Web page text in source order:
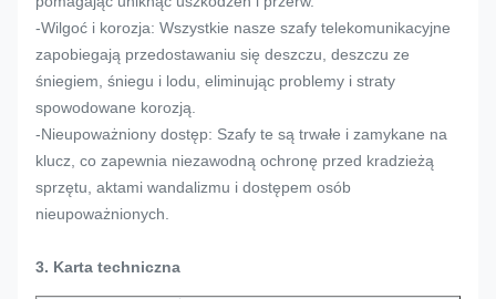
-Wilgoć i korozja: Wszystkie nasze szafy telekomunikacyjne
zapobiegają przedostawaniu się deszczu, deszczu ze
śniegiem, śniegu i lodu, eliminując problemy i straty
spowodowane korozją.
-Nieupoważniony dostęp: Szafy te są trwałe i zamykane na
klucz, co zapewnia niezawodną ochronę przed kradzieżą
sprzętu, aktami wandalizmu i dostępem osób
nieupoważnionych.
3. Karta techniczna